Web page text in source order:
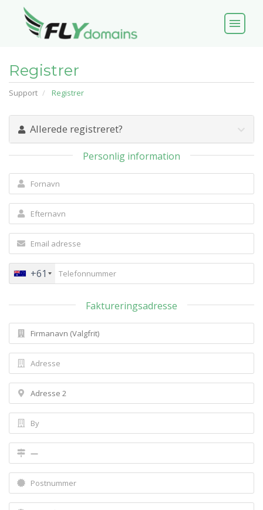
menu
Registrer
Support Registrer
Allerede registreret?
Personlig information
+61
Faktureringsadresse